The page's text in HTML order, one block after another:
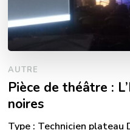
AUTRE
Pièce de théâtre :
noires
Type : Technicien